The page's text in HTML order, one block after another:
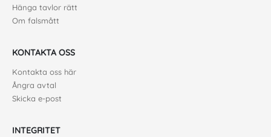
Hänga tavlor rätt
Om falsmått
KONTAKTA OSS
Kontakta oss här
Ångra avtal
Skicka e-post
INTEGRITET